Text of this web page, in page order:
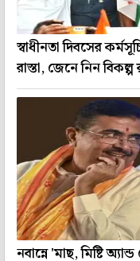
স্বাধীনতা দিবসের
রাস্তা, জেনে নিন
নবান্নে 'মাছ, মিষ্টি